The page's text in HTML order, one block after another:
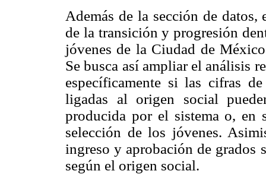
Además de la sección de
de la transición y progresión
jóvenes de la Ciudad de
Se busca así ampliar el análisis
específicamente si las cifras
ligadas al origen social
producida por el sistema o, en
selección de los jóvenes.
ingreso y aprobación de grados
según el origen social.